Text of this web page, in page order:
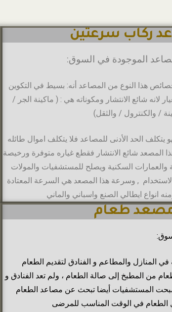
الموجودة في السوق:
هذا النوع من المصاعد أنه: بسيط في التكوين
لانه شائع الانتشار ومكوناته هي : ( ماكينة الجر /
/ والكنترول / والثقل)
يتكلف الحد الأدنى للمصاعد فلا يتكلف اموال طائله
المصعد شائع الانتشار فقطع غياره متوفرة ورخيصة
والعمارات السكنية ويصلح للمستشفيات والمولات
الاستخدام , وسرعة هذا المصعد هي السرعة المعتادة
والمطاعم و الفنادق لتقديم الطعام
من المطبخ إلى صالة الطعام ، ولم تعد الفنادق و
المستشفيات أيضا تبحث عن مصاعد الطعام
في الوقت المناسب للمرضى